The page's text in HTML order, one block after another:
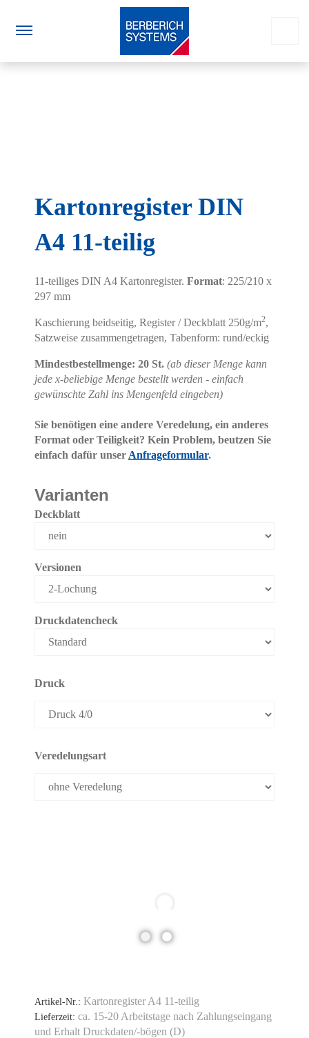
Kartonregister DIN
A4 11-teilig
11-teiliges DIN A4 Kartonregister. Format: 225/210 x
297 mm
Kaschierung beidseitig, Register / Deckblatt 250g/m2,
Satzweise zusammengetragen, Tabenform: rund/eckig
Mindestbestellmenge: 20 St. (ab dieser Menge kann
jede x-beliebige Menge bestellt werden - einfach
gewünschte Zahl ins Mengenfeld eingeben)
Sie benötigen eine andere Veredelung, ein anderes
Format oder Teiligkeit? Kein Problem, beutzen Sie
einfach dafür unser Anfrageformular.
Varianten
Deckblatt
Versionen
Druckdatencheck
Druck
Veredelungsart
Artikel-Nr.: Kartonregister A4 11-teilig
Lieferzeit: ca. 15-20 Arbeitstage nach Zahlungseingang
und Erhalt Druckdaten/-bögen (D)